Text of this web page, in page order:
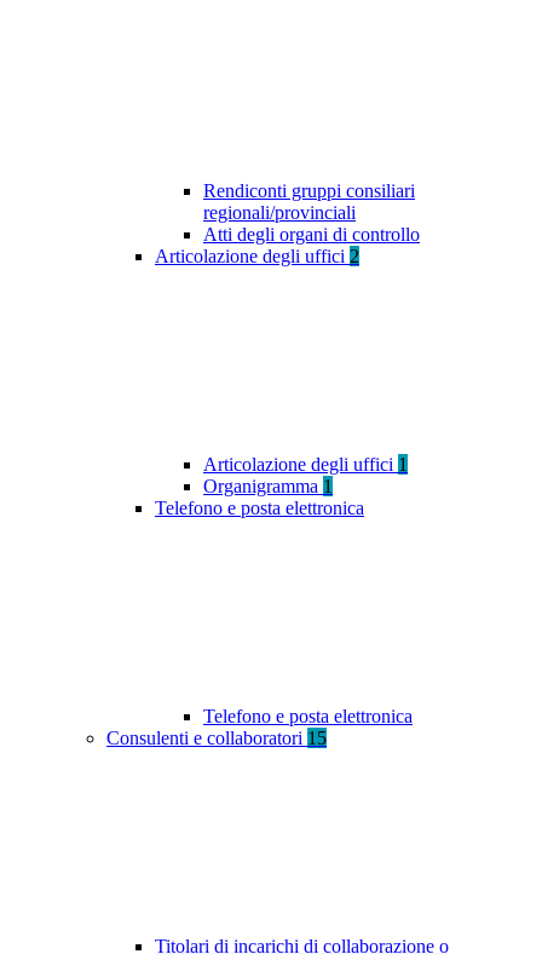
Rendiconti gruppi consiliari
regionali/provinciali
Atti degli organi di controllo
Articolazione degli uffici 2
Articolazione degli uffici 1
Organigramma 1
Telefono e posta elettronica
Telefono e posta elettronica
Consulenti e collaboratori 15
Titolari di incarichi di collaborazione o